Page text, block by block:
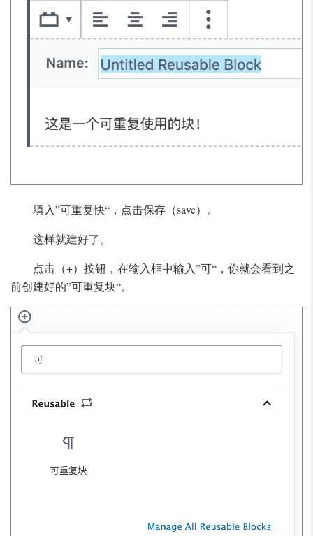
填入”可重复快“，点击保存（save）。
这样就建好了。
点击（+）按钮，在输入框中输入”可“，你就会看到之
前创建好的”可重复块“。